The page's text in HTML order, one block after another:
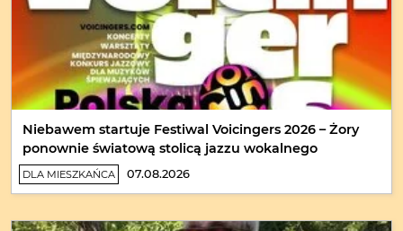
Niebawem startuje Festiwal Voicingers 2026 – Żory
ponownie światową stolicą jazzu wokalnego
DLA MIESZKAŃCA 07.08.2026